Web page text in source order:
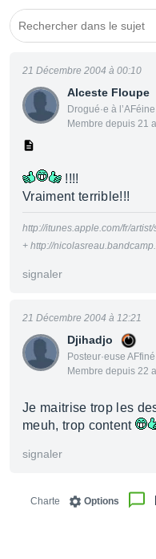
Alceste Floupe
Drogué·e à l’AFéine
Membre depuis 21
21 Décembre 2004 à 00:10
!!!!
Vraiment terrible!!!
http://itunes.apple.com/fr/
+ http://
signaler
Djihadjo
Posteur·euse
Membre depuis 22
21 Décembre 2004 à 12:21
Je maitrise trop les
meuh, trop content
signaler
Options
Charte